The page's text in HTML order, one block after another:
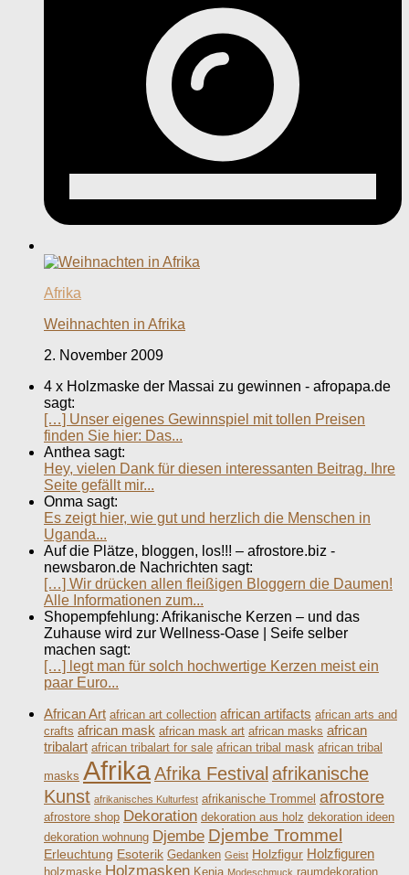
Afrika
Weihnachten in Afrika
2. November 2009
4 x Holzmaske der Massai zu gewinnen - afropapa.de
sagt:
[…] Unser eigenes Gewinnspiel mit tollen Preisen
finden Sie hier: Das...
Anthea sagt:
Hey, vielen Dank für diesen interessanten Beitrag. Ihre
Seite gefällt mir...
Onma sagt:
Es zeigt hier, wie gut und herzlich die Menschen in
Uganda...
Auf die Plätze, bloggen, los!!! – afrostore.biz -
newsbaron.de Nachrichten sagt:
[…] Wir drücken allen fleißigen Bloggern die Daumen!
Alle Informationen zum...
Shopempfehlung: Afrikanische Kerzen – und das
Zuhause wird zur Wellness-Oase | Seife selber
machen sagt:
[…] legt man für solch hochwertige Kerzen meist ein
paar Euro...
African Art african art collection african artifacts african arts and
crafts african mask african mask art african masks african
tribalart african tribalart for sale african tribal mask african tribal
masks AfrikaAfrika Festival afrikanische
Kunst afrikanisches Kulturfest afrikanische Trommel afrostore
afrostore shop Dekoration dekoration aus holz dekoration ideen
dekoration wohnung Djembe Djembe Trommel
Erleuchtung Esoterik Gedanken Geist Holzfigur Holzfiguren
Holzmasken Modeschmuck